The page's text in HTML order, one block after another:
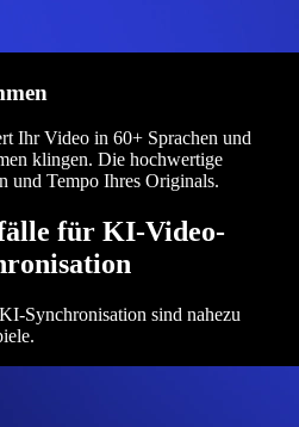
Ihr Video in 60+ Sprachen und
klingen. Die hochwertige
und Tempo Ihres Originals.
für KI-Video-
Synchronisation sind nahezu